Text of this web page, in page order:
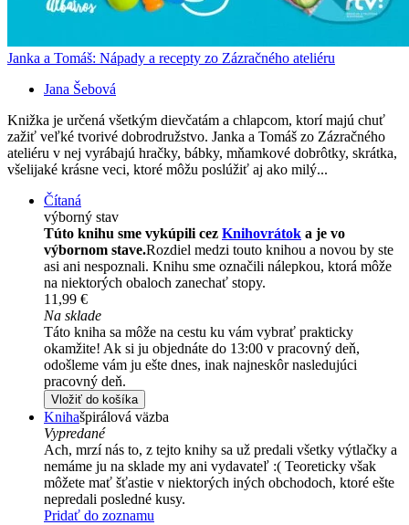
Janka a Tomáš: Nápady a recepty zo Zázračného ateliéru
Jana Šebová
Knižka je určená všetkým dievčatám a chlapcom, ktorí majú chuť
zažiť veľké tvorivé dobrodružstvo. Janka a Tomáš zo Zázračného
ateliéru v nej vyrábajú hračky, bábky, mňamkové dobrôtky, skrátka,
všelijaké krásne veci, ktoré môžu poslúžiť aj ako milý...
Čítaná
výborný stav
Túto knihu sme vykúpili cez Knihovrátok a je vo
výbornom stave.Rozdiel medzi touto knihou a novou by ste
asi ani nespoznali. Knihu sme označili nálepkou, ktorá môže
na niektorých obaloch zanechať stopy.
11,99 €
Na sklade
Táto kniha sa môže na cestu ku vám vybrať prakticky
okamžite! Ak si ju objednáte do 13:00 v pracovný deň,
odošleme vám ju ešte dnes, inak najneskôr nasledujúci
pracovný deň.
Vložiť do košíka
Knihašpirálová väzba
Vypredané
Ach, mrzí nás to, z tejto knihy sa už predali všetky výtlačky a
nemáme ju na sklade my ani vydavateľ :( Teoreticky však
môžete mať šťastie v niektorých iných obchodoch, ktoré ešte
nepredali posledné kusy.
Pridať do zoznamu